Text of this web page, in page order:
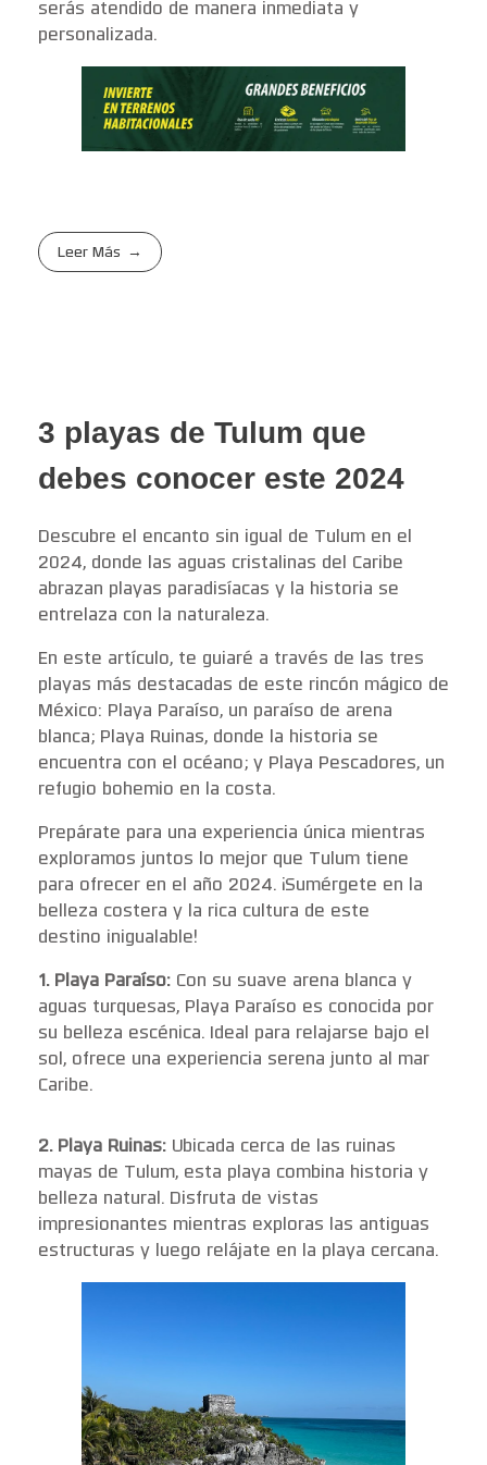
serás atendido de manera inmediata y
personalizada.
Leer Más
3 playas de Tulum que
debes conocer este 2024
Descubre el encanto sin igual de Tulum en el
2024, donde las aguas cristalinas del Caribe
abrazan playas paradisíacas y la historia se
entrelaza con la naturaleza.
En este artículo, te guiaré a través de las tres
playas más destacadas de este rincón mágico de
México: Playa Paraíso, un paraíso de arena
blanca; Playa Ruinas, donde la historia se
encuentra con el océano; y Playa Pescadores, un
refugio bohemio en la costa.
Prepárate para una experiencia única mientras
exploramos juntos lo mejor que Tulum tiene
para ofrecer en el año 2024. ¡Sumérgete en la
belleza costera y la rica cultura de este
destino inigualable!
1. Playa Paraíso: Con su suave arena blanca y
aguas turquesas, Playa Paraíso es conocida por
su belleza escénica. Ideal para relajarse bajo el
sol, ofrece una experiencia serena junto al mar
Caribe.
2. Playa Ruinas: Ubicada cerca de las ruinas
mayas de Tulum, esta playa combina historia y
belleza natural. Disfruta de vistas
impresionantes mientras exploras las antiguas
estructuras y luego relájate en la playa cercana.